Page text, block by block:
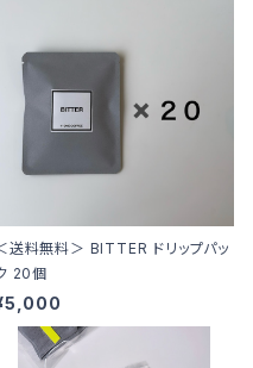
送料無料＞ BITTER ドリップパッ
20個